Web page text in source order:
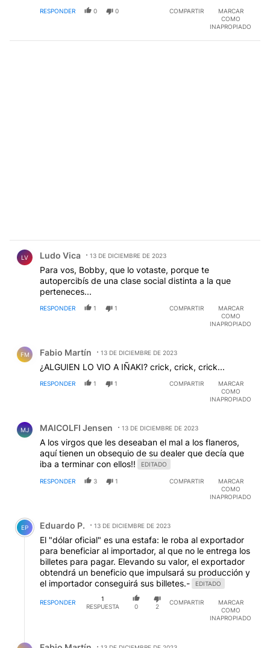
RESPONDER 0 0 COMPARTIR
MARCAR
COMO
INAPROPIADO
LV Ludo Vica 13 DE DICIEMBRE DE 2023
Para vos, Bobby, que lo votaste, porque te
autopercibís de una clase social distinta a la que
perteneces...
RESPONDER 1 1 COMPARTIR
MARCAR
COMO
INAPROPIADO
FM Fabio Martín 13 DE DICIEMBRE DE 2023
¿ALGUIEN LO VIO A IÑAKI? crick, crick, crick...
RESPONDER 1 1 COMPARTIR
MARCAR
COMO
INAPROPIADO
MJ MAICOLFI Jensen 13 DE DICIEMBRE DE 2023
A los virgos que les deseaban el mal a los flaneros,
aquí tienen un obsequio de su dealer que decía que
iba a terminar con ellos!!
EDITADO
RESPONDER 3 1 COMPARTIR
MARCAR
COMO
INAPROPIADO
Comentario de Eduardo P..
EP Eduardo P. 13 DE DICIEMBRE DE 2023
El "dólar oficial" es una estafa: le roba al exportador
para beneficiar al importador, al que no le entrega los
billetes para pagar. Elevando su valor, el exportador
obtendrá un beneficio que impulsará su producción y
el importador conseguirá sus billetes.-
EDITADO
RESPONDER
1
RESPUESTA
0 2
COMPARTIR
MARCAR
COMO
INAPROPIADO